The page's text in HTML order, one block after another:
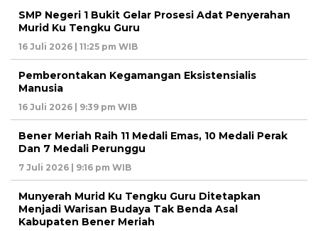
SMP Negeri 1 Bukit Gelar Prosesi Adat Penyerahan
Murid Ku Tengku Guru
16 Juli 2026 | 11:25 pm WIB
Pemberontakan Kegamangan Eksistensialis
Manusia
16 Juli 2026 | 9:39 pm WIB
Bener Meriah Raih 11 Medali Emas, 10 Medali Perak
Dan 7 Medali Perunggu
7 Juli 2026 | 9:16 pm WIB
Munyerah Murid Ku Tengku Guru Ditetapkan
Menjadi Warisan Budaya Tak Benda Asal
Kabupaten Bener Meriah